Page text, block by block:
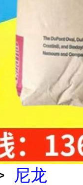
尼龙